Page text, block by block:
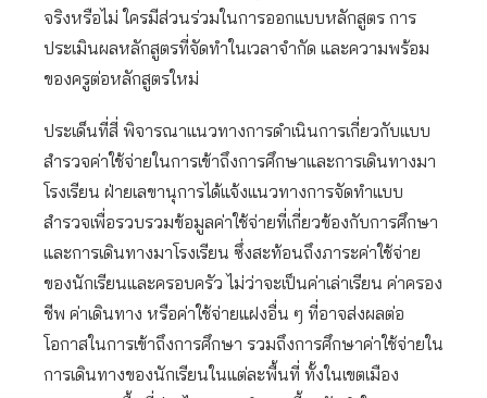
จริงหรือไม่ ใครมีส่วนร่วมในการออกแบบหลักสูตร การ
ประเมินผลหลักสูตรที่จัดทำในเวลาจำกัด และความพร้อม
ของครูต่อหลักสูตรใหม่
ประเด็นที่สี่ พิจารณาแนวทางการดำเนินการเกี่ยวกับแบบ
สำรวจค่าใช้จ่ายในการเข้าถึงการศึกษาและการเดินทางมา
โรงเรียน ฝ่ายเลขานุการได้แจ้งแนวทางการจัดทำแบบ
สำรวจเพื่อรวบรวมข้อมูลค่าใช้จ่ายที่เกี่ยวข้องกับการศึกษา
และการเดินทางมาโรงเรียน ซึ่งสะท้อนถึงภาระค่าใช้จ่าย
ของนักเรียนและครอบครัว ไม่ว่าจะเป็นค่าเล่าเรียน ค่าครอง
ชีพ ค่าเดินทาง หรือค่าใช้จ่ายแฝงอื่น ๆ ที่อาจส่งผลต่อ
โอกาสในการเข้าถึงการศึกษา รวมถึงการศึกษาค่าใช้จ่ายใน
การเดินทางของนักเรียนในแต่ละพื้นที่ ทั้งในเขตเมือง